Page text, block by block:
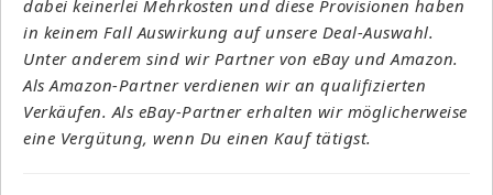
dabei keinerlei Mehrkosten und diese Provisionen haben
in keinem Fall Auswirkung auf unsere Deal-Auswahl.
Unter anderem sind wir Partner von eBay und Amazon.
Als Amazon-Partner verdienen wir an qualifizierten
Verkäufen. Als eBay-Partner erhalten wir möglicherweise
eine Vergütung, wenn Du einen Kauf tätigst.